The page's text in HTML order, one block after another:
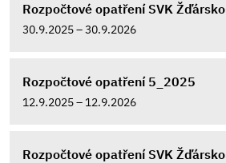
Rozpočtové opatření SVK
30.9.2025 – 30.9.2026
Rozpočtové opatření 5_2025
12.9.2025 – 12.9.2026
Rozpočtové opatření SVK